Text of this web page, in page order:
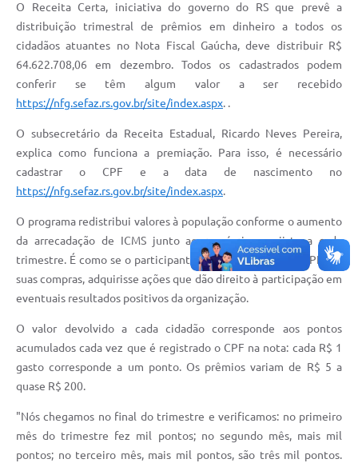
Arquivo Histórico
Solicitação Obras
Cidadão Online: IPTU - alvará
ITBI Online
Colégio Agrícola Municipal
SIM - Serviço de Inspeção Municipal
Vigilância Sanitária
Vigilância Ambiental em Saúde
COPIR - Coordenadoria de Promoção de Igualdade Racial
Galeria de Fotos
Contratos
Obras
O Receita Certa, iniciativa do governo do RS que prevê a
distribuição trimestral de prêmios em dinheiro a todos os
cidadãos atuantes no Nota Fiscal Gaúcha, deve distribuir R$
64.622.708,06 em dezembro. Todos os cadastrados podem
conferir se têm algum valor a ser recebido
https://nfg.sefaz.rs.gov.br/site/index.aspx. .
O subsecretário da Receita Estadual, Ricardo Neves Pereira,
explica como funciona a premiação. Para isso, é necessário
cadastrar o CPF e a data de nascimento no
https://nfg.sefaz.rs.gov.br/site/index.aspx.
O programa redistribui valores à população conforme o aumento
da arrecadação de ICMS junto ao comércio varejista a cada
trimestre. É como se o participante do NFG, ao incluir o CPF em
suas compras, adquirisse ações que dão direito à participação em
eventuais resultados positivos da organização.
O valor devolvido a cada cidadão corresponde aos pontos
acumulados cada vez que é registrado o CPF na nota: cada R$ 1
gasto corresponde a um ponto. Os prêmios variam de R$ 5 a
quase R$ 200.
"Nós chegamos no final do trimestre e verificamos: no primeiro
mês do trimestre fez mil pontos; no segundo mês, mais mil
pontos; no terceiro mês, mais mil pontos, são três mil pontos.